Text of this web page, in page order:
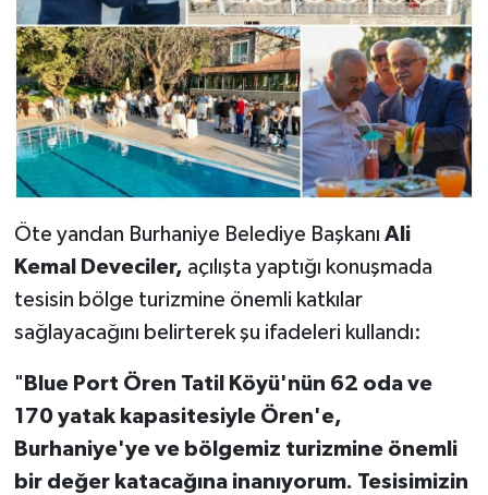
Öte yandan Burhaniye Belediye Başkanı Ali
Kemal Deveciler, açılışta yaptığı konuşmada
tesisin bölge turizmine önemli katkılar
sağlayacağını belirterek şu ifadeleri kullandı:
" Blue Port Ören Tatil Köyü'nün 62 oda ve
170 yatak kapasitesiyle Ören'e,
Burhaniye'ye ve bölgemiz turizmine önemli
bir değer katacağına inanıyorum. Tesisimizin